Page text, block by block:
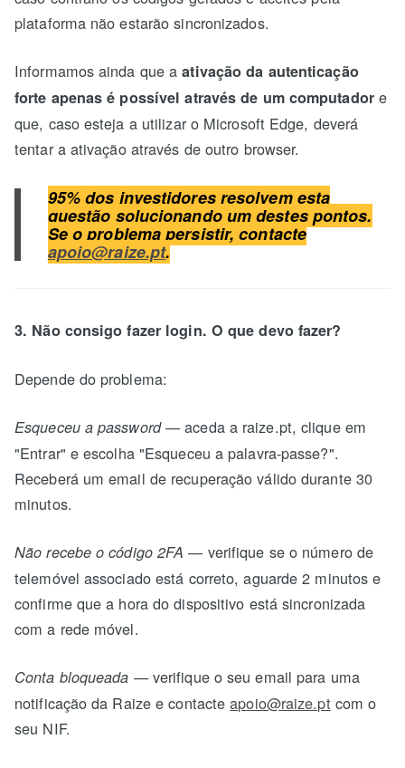
plataforma não estarão sincronizados.
Informamos ainda que aativação da autenticação
forte apenas é possível através de um computadore
que, caso esteja a utilizar o Microsoft Edge, deverá
tentar a ativação através de outro browser.
95% dos investidores resolvem esta
questão solucionando um destes pontos.
Se o problema persistir, contacte
apoio@raize.pt.
3. Não consigo fazer login. O que devo fazer?
Depende do problema:
Esqueceu a password— aceda a raize.pt, clique em
"Entrar" e escolha "Esqueceu a palavra-passe?".
Receberá um email de recuperação válido durante 30
minutos.
Não recebe o código 2FA — verifique se o número de
telemóvel associado está correto, aguarde 2 minutos e
confirme que a hora do dispositivo está sincronizada
com a rede móvel.
Conta bloqueada — verifique o seu email para uma
notificação da Raize e contacteapoio@raize.pt com o
seu NIF.